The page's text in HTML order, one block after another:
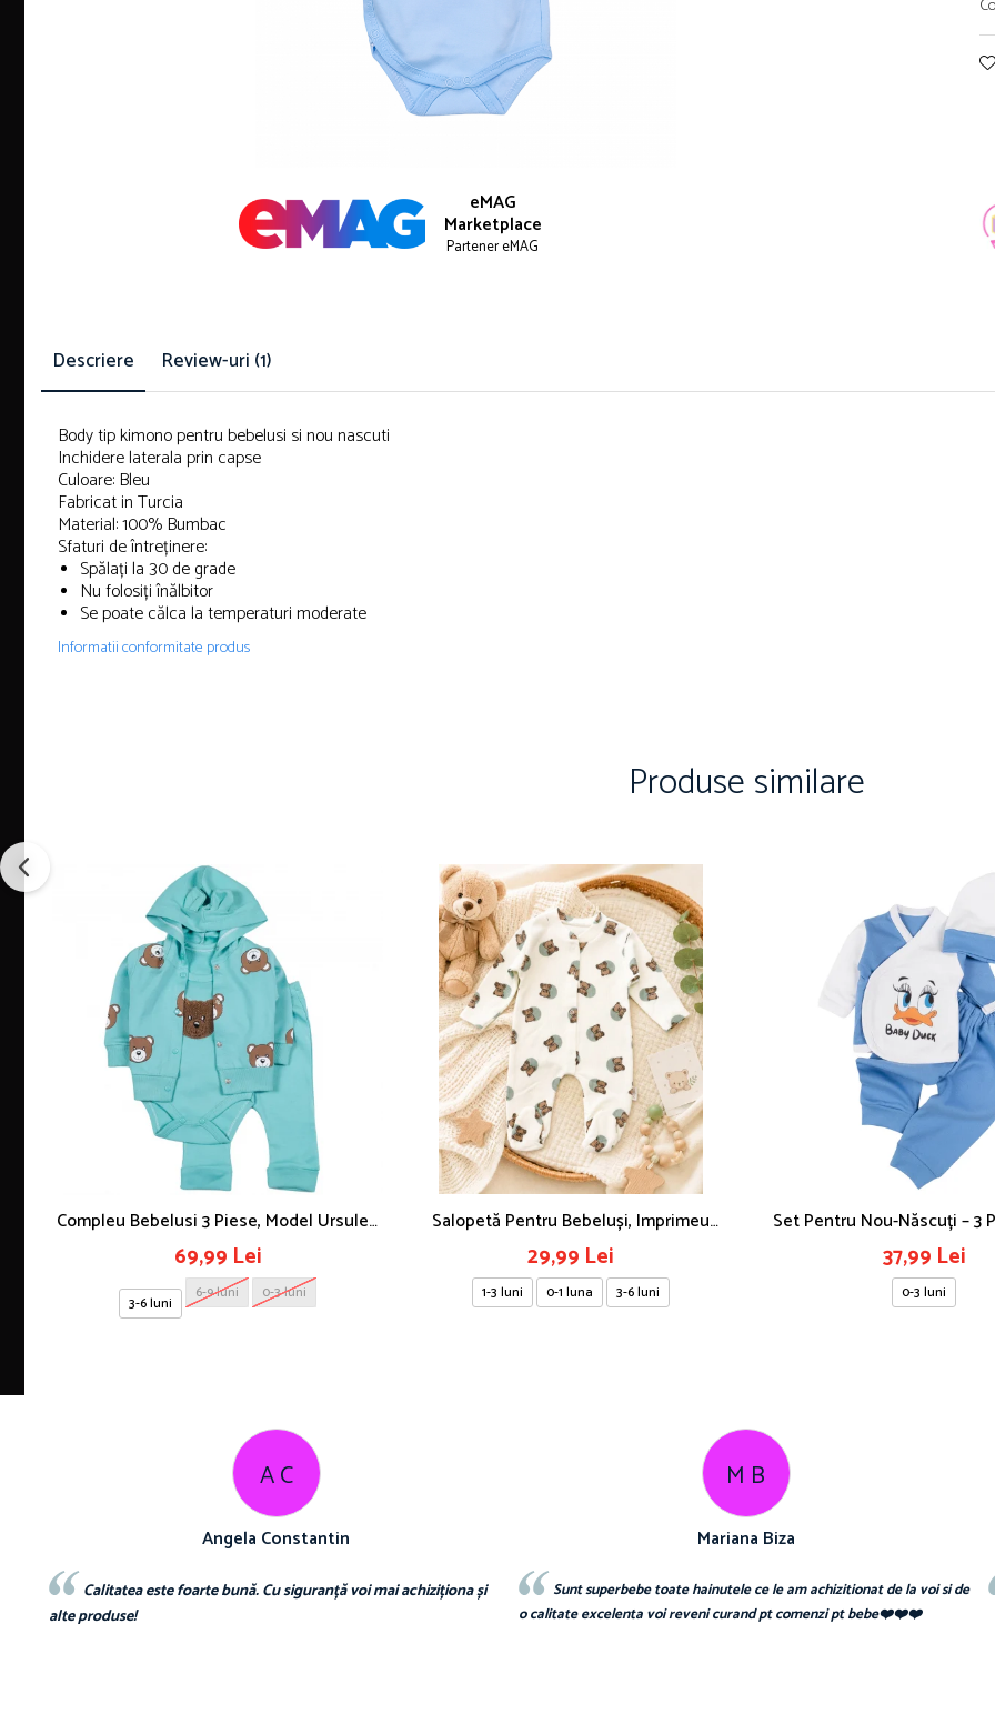
eMAG
Marketplace
Partener eMAG
Descriere Review-uri (1)
Body tip kimono pentru bebelusi si nou nascuti
Inchidere laterala prin capse
Culoare: Bleu
Fabricat in Turcia
Material: 100% Bumbac
Sfaturi de întreținere:
Spălați la 30 de grade
Nu folosiți înălbitor
Se poate călca la temperaturi moderate
Informatii conformitate produs
Produse similare
Compleu Bebelusi 3 Piese, Model Ursulet,
Safir
69,99 Lei
3-6 luni
6-9 luni 0-3 luni
Salopetă Pentru Bebeluși, Imprimeu
Ursuleți
29,99 Lei
1-3 luni 0-1 luna 3-6 luni
Set Pentru Nou-Născuți – 3
Duck
37,99 Lei
0-3 luni
M B
Mariana Biza
Sunt superbebe toate hainutele ce le am achizitionat de la voi si de
o calitate excelenta voi reveni curand pt comenzi pt bebe❤️❤️❤️
C T
Cosmin Ionuț Teaca
Recomand cu drag!